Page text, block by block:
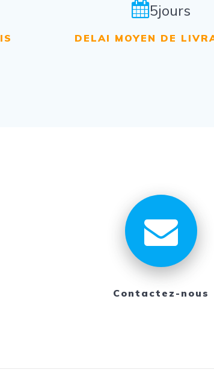
5jours
DELAI MOYEN DE
Contactez-nous